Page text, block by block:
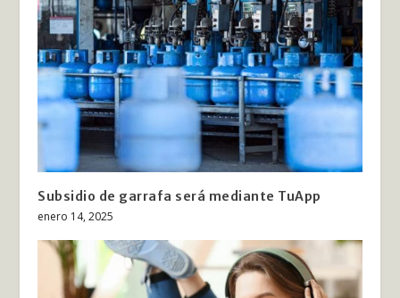
Subsidio de garrafa será mediante TuApp
enero 14, 2025